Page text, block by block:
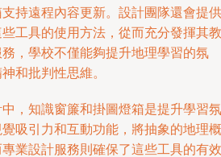
持遠程內容更新。設計團隊還會提供
工具的使用方法，從而充分發揮其教
，學校不僅能夠提升地理學習的氛
和批判性思維。
，知識窗簾和掛圖燈箱是提升學習氛
吸引力和互動功能，將抽象的地理概
業設計服務則確保了這些工具的有效